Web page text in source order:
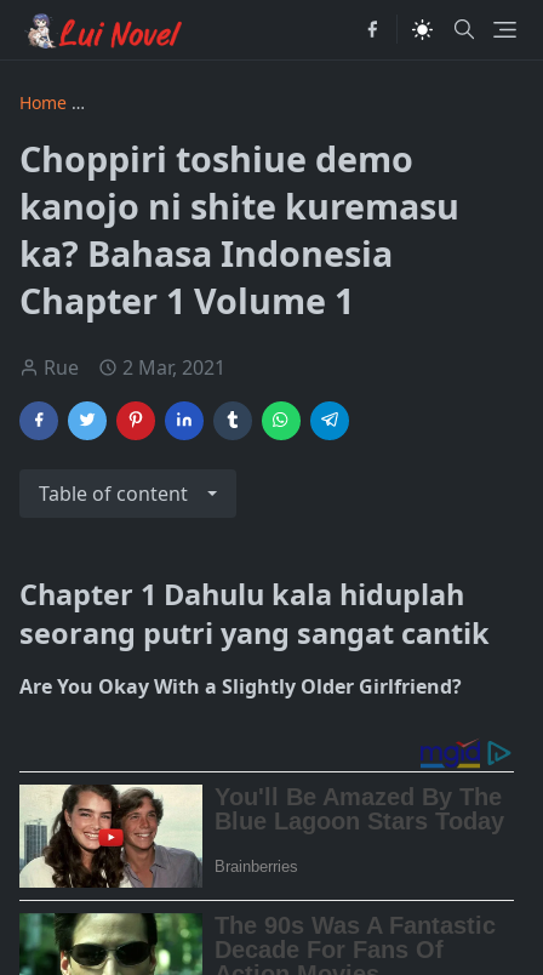
Home
Choppiri toshiue demo
kanojo ni shite kuremasu
ka? Bahasa Indonesia
Chapter 1 Volume 1
Rue 2 Mar, 2021
Table of content
Chapter 1 Dahulu kala hiduplah
seorang putri yang sangat cantik
Are You Okay With a Slightly Older Girlfriend?